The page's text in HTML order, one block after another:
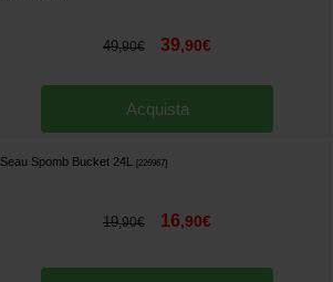
49,90€ 39,90€
Acquista
Seau Spomb Bucket 24L 226967]
19,90€ 16,90€